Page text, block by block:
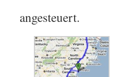
angesteuert.